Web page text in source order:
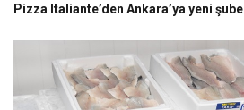
Pizza Italiante’den Ankara’ya yeni şube